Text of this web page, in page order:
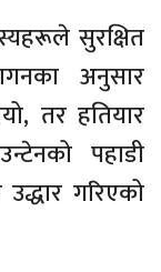
सुरक्षित
अनुसार
तर हतियार
पहाडी
गरिएको